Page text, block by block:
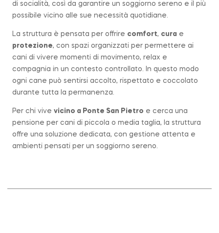
di socialità, così da garantire un soggiorno sereno e il più
possibile vicino alle sue necessità quotidiane.
La struttura è pensata per offrire comfort, cura e
protezione, con spazi organizzati per permettere ai
cani di vivere momenti di movimento, relax e
compagnia in un contesto controllato. In questo modo
ogni cane può sentirsi accolto, rispettato e coccolato
durante tutta la permanenza.
Per chi vive vicino a Ponte San Pietro e cerca una
pensione per cani di piccola o media taglia, la struttura
offre una soluzione dedicata, con gestione attenta e
ambienti pensati per un soggiorno sereno.